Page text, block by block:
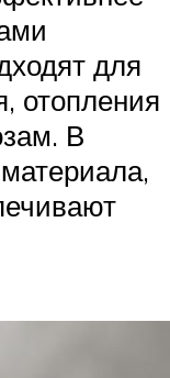
для
отопления
В